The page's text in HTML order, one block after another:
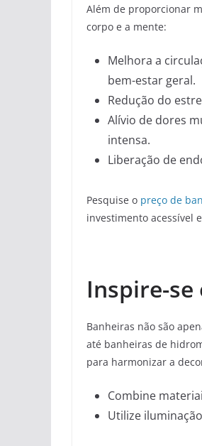
Além de proporcionar
corpo e a mente:
Melhora a
bem-estar geral.
Redução do
Alívio de dores
intensa.
Liberação de
Pesquise o preço de
investimento acessível
Inspire-
Banheiras não são
até banheiras de
para harmonizar a
Combine
Utilize